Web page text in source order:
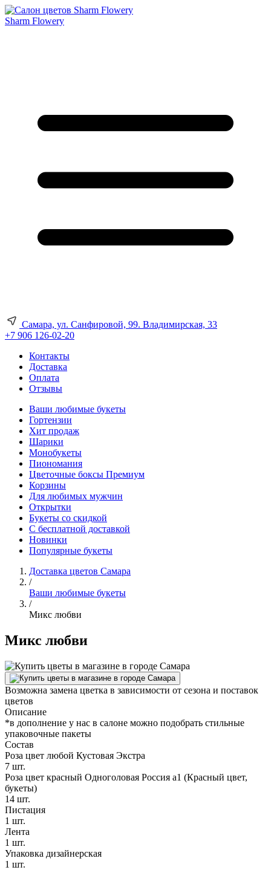
Sharm Flowery
Самара, ул. Санфировой, 99. Владимирская, 33
+7 906 126-02-20
Контакты
Доставка
Оплата
Отзывы
Ваши любимые букеты
Гортензии
Хит продаж
Шарики
Монобукеты
Пиономания
Цветочные боксы Премиум
Корзины
Для любимых мужчин
Открытки
Букеты со скидкой
С бесплатной доставкой
Новинки
Популярные букеты
Доставка цветов Самара
/
Ваши любимые букеты
/
Микс любви
Микс любви
Возможна замена цветка в зависимости от сезона и поставок
цветов
Описание
*в дополнение у нас в салоне можно подобрать стильные
упаковочные пакеты
Состав
Роза цвет любой Кустовая Экстра
7 шт.
Роза цвет красный Одноголовая Россия а1 (Красный цвет,
букеты)
14 шт.
Пистация
1 шт.
Лента
1 шт.
Упаковка дизайнерская
1 шт.